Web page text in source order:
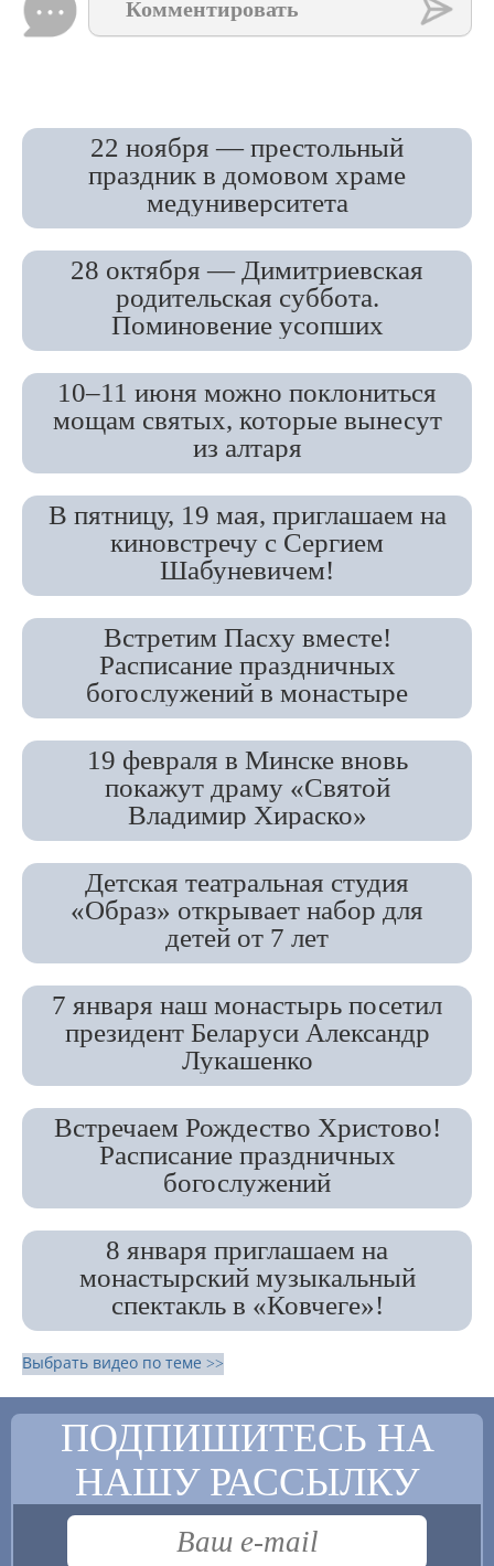
Комментировать
22 ноября — престольный
праздник в домовом храме
медуниверситета
28 октября — Димитриевская
родительская суббота.
Поминовение усопших
10–11 июня можно поклониться
мощам святых, которые вынесут
из алтаря
В пятницу, 19 мая, приглашаем на
киновстречу с Сергием
Шабуневичем!
Встретим Пасху вместе!
Расписание праздничных
богослужений в монастыре
19 февраля в Минске вновь
покажут драму «Святой
Владимир Хираско»
Детская театральная студия
«Образ» открывает набор для
детей от 7 лет
7 января наш монастырь посетил
президент Беларуси Александр
Лукашенко
Встречаем Рождество Христово!
Расписание праздничных
богослужений
8 января приглашаем на
монастырский музыкальный
спектакль в «Ковчеге»!
Выбрать видео по теме >>
ПОДПИШИТЕСЬ НА
НАШУ РАССЫЛКУ